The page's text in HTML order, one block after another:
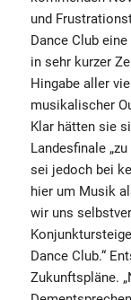
und
Dance Club
in sehr kurzer
Hingabe aller
musikalischer
Klar hätten sie
Landesfinale
sei jedoch bei
hier um Musik
wir uns
Dance Club.“
Zukunftspläne.